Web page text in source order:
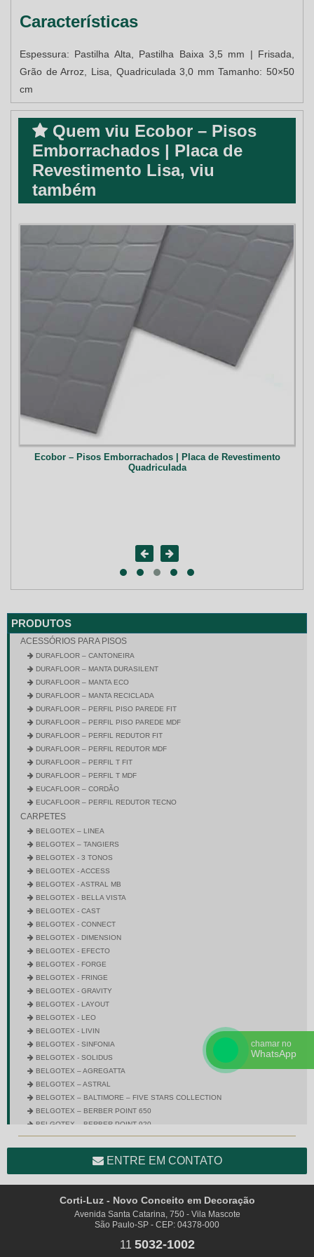
Características
Espessura: Pastilha Alta, Pastilha Baixa 3,5 mm | Frisada,
Grão de Arroz, Lisa, Quadriculada 3,0 mm Tamanho: 50×50
cm
Quem viu Ecobor – Pisos
Emborrachados | Placa de
Revestimento Lisa, viu
também
Ecobor – Pisos Emborrachados | Placa de Revestimento
Quadriculada
PRODUTOS
ACESSÓRIOS PARA PISOS
DURAFLOOR – CANTONEIRA
DURAFLOOR – MANTA DURASILENT
DURAFLOOR – MANTA ECO
DURAFLOOR – MANTA RECICLADA
DURAFLOOR – PERFIL PISO PAREDE FIT
DURAFLOOR – PERFIL PISO PAREDE MDF
DURAFLOOR – PERFIL REDUTOR FIT
DURAFLOOR – PERFIL REDUTOR MDF
DURAFLOOR – PERFIL T FIT
DURAFLOOR – PERFIL T MDF
EUCAFLOOR – CORDÃO
EUCAFLOOR – PERFIL REDUTOR TECNO
CARPETES
BELGOTEX – LINEA
BELGOTEX – TANGIERS
BELGOTEX - 3 TONOS
BELGOTEX - ACCESS
BELGOTEX - ASTRAL MB
BELGOTEX - BELLA VISTA
BELGOTEX - CAST
BELGOTEX - CONNECT
BELGOTEX - DIMENSION
BELGOTEX - EFECTO
BELGOTEX - FORGE
BELGOTEX - FRINGE
BELGOTEX - GRAVITY
BELGOTEX - LAYOUT
BELGOTEX - LEO
BELGOTEX - LIVIN
BELGOTEX - SINFONIA
BELGOTEX - SOLIDUS
BELGOTEX – AGREGATTA
BELGOTEX – ASTRAL
BELGOTEX – BALTIMORE – FIVE STARS COLLECTION
BELGOTEX – BERBER POINT 650
BELGOTEX – BERBER POINT 920
BELGOTEX – BRAVO
BELGOTEX – COLORSTONE
BELGOTEX – ENTRADA
BELGOTEX – EQUINOX
ENTRE EM CONTATO
Corti-Luz - Novo Conceito em Decoração
Avenida Santa Catarina, 750 - Vila Mascote
São Paulo-SP - CEP: 04378-000
11 5032-1002
chamar no
WhatsApp